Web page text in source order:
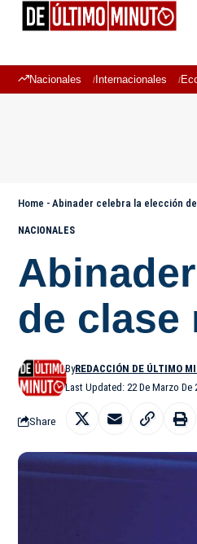
Nacionales Internacionales
Home - Abinader celebra la elección
NACIONALES
de clase
Last Updated: 22 De Marzo De
ByREDACCIÓN DE ÚLTIMO
Share